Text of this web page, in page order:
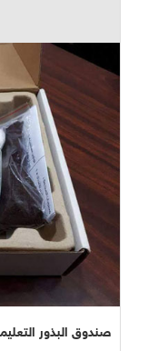
صندوق البذور